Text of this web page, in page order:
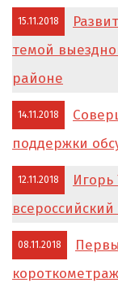
15.11.2018
темой
районе
14.11.2018
поддержки
12.11.2018
08.11.2018